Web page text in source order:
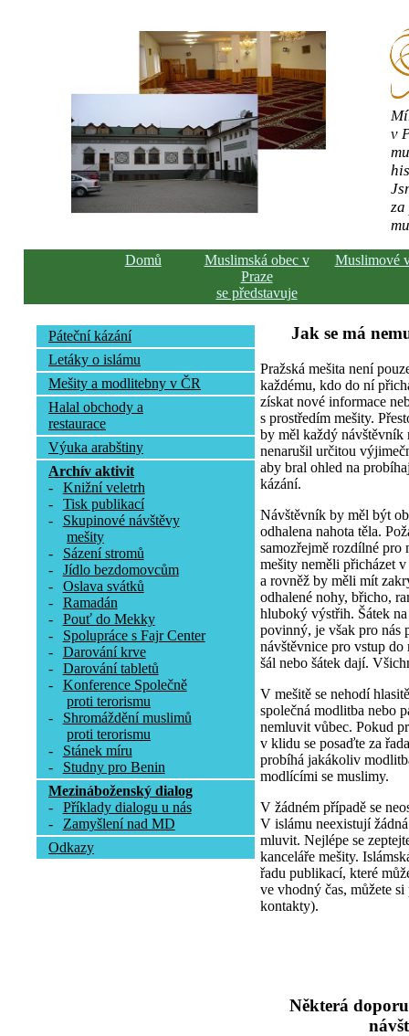
v
Domů
Muslimská obec v
Praze
se představuje
Muslimové
Páteční kázání
Letáky o islámu
Mešity a modlitebny v ČR
Halal obchody a
restaurace
Výuka arabštiny
Archív aktivit
-
Knižní veletrh
-
Tisk publikací
-
Skupinové návštěvy
mešity
-
Sázení stromů
-
Jídlo bezdomovcům
-
Oslava svátků
-
Ramadán
-
Pouť do Mekky
-
Spolupráce s Fajr Center
-
Darování krve
-
Darování tabletů
-
Konference Společně
proti terorismu
-
Shromáždění muslimů
proti terorismu
-
Stánek míru
-
Studny pro Benin
Mezináboženský dialog
-
Příklady dialogu u nás
-
Zamyšlení nad MD
Odkazy
Jak se má
Pražská mešita není
každému, kdo do ní
získat nové informace
s prostředím mešity.
by měl každý návštěvník
nenarušil určitou
aby bral ohled na
kázání.
Návštěvník by měl být
odhalena nahota těla.
samozřejmě rozdílné pro
mešity neměli přicházet
a rovněž by měli mít
odhalené nohy, břicho,
hluboký výstřih. Šátek
povinný, je však pro nás
návštěvnice pro vstup
šál nebo šátek dají.
V mešitě se nehodí
společná modlitba nebo
nemluvit vůbec. Pokud
v klidu se posaďte za
probíhá jakákoliv
modlícími se muslimy.
V žádném případě se
V islámu neexistují
mluvit. Nejlépe se
kanceláře mešity.
řadu publikací, které
ve vhodný čas, můžete
kontakty).
Některá